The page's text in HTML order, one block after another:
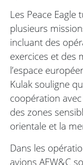
Les Peace
plusieurs
incluant des
exercices et des
l’espace
Kulak souligne
coopération
des zones
orientale et la
Dans les
avions AEW&C